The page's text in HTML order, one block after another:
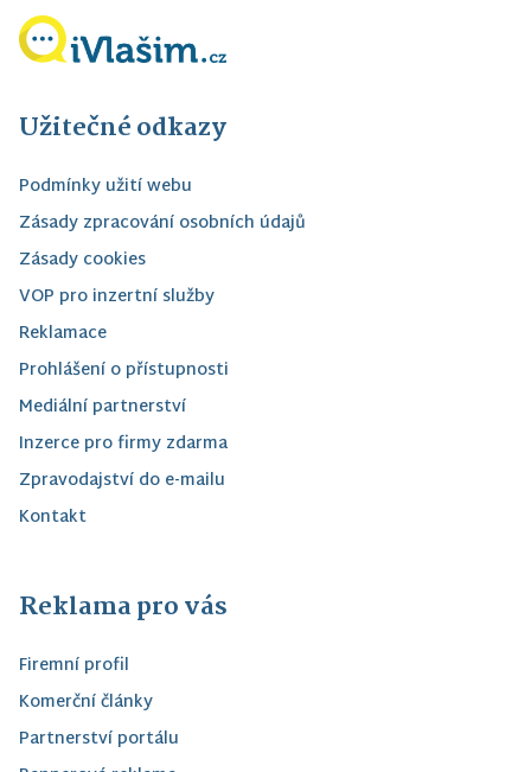
Užitečné odkazy
Podmínky užití webu
Zásady zpracování osobních údajů
Zásady cookies
VOP pro inzertní služby
Reklamace
Prohlášení o přístupnosti
Mediální partnerství
Inzerce pro firmy zdarma
Zpravodajství do e-mailu
Kontakt
Reklama pro vás
Firemní profil
Komerční články
Partnerství portálu